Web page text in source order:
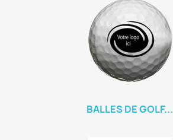
BALLES DE GOLF...